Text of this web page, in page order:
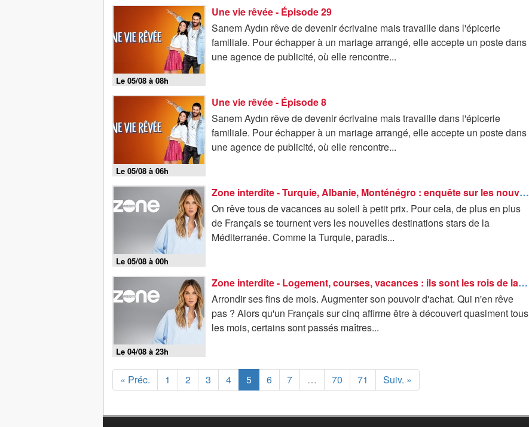
Le 05/08 à 08h
Une vie rêvée - Épisode 29
Sanem Aydın rêve de devenir écrivaine mais travaille dans l'épicerie
familiale. Pour échapper à un mariage arrangé, elle accepte un poste dans
une agence de publicité, où elle rencontre...
Le 05/08 à 06h
Une vie rêvée - Épisode 8
Sanem Aydın rêve de devenir écrivaine mais travaille dans l'épicerie
familiale. Pour échapper à un mariage arrangé, elle accepte un poste dans
une agence de publicité, où elle rencontre...
Le 05/08 à 00h
Zone interdite - Turquie, Albanie, Monténégro : enquête sur les nouvelles destinations stars de la Méditerranée
On rêve tous de vacances au soleil à petit prix. Pour cela, de plus en plus
de Français se tournent vers les nouvelles destinations stars de la
Méditerranée. Comme la Turquie, paradis...
Le 04/08 à 23h
Zone interdite - Logement, courses, vacances : ils sont les rois de la débrouille
Arrondir ses fins de mois. Augmenter son pouvoir d'achat. Qui n'en rêve
pas ? Alors qu'un Français sur cinq affirme être à découvert quasiment tous
les mois, certains sont passés maîtres...
« Préc. 1 2 3 4 5 6 7 … 70 71 Suiv. »